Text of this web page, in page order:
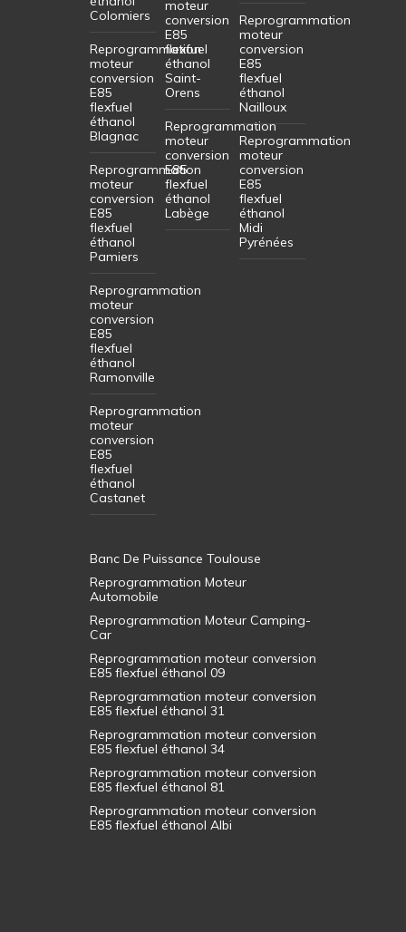
Colomiers
Reprogrammation
moteur
conversion
E85
flexfuel
éthanol
Blagnac
Reprogrammation
moteur
conversion
E85
flexfuel
éthanol
Pamiers
Reprogrammation
moteur
conversion
E85
flexfuel
éthanol
Ramonville
Reprogrammation
moteur
conversion
E85
flexfuel
éthanol
Castanet
moteur
conversion
E85
flexfuel
éthanol
Saint-
Orens
Reprogrammation
moteur
conversion
E85
flexfuel
éthanol
Labège
Reprogrammation
moteur
conversion
E85
flexfuel
éthanol
Nailloux
Reprogrammation
moteur
conversion
E85
flexfuel
éthanol
Midi
Pyrénées
Banc De Puissance Toulouse
Reprogrammation Moteur
Automobile
Reprogrammation Moteur Camping-
Car
Reprogrammation moteur conversion
E85 flexfuel éthanol 09
Reprogrammation moteur conversion
E85 flexfuel éthanol 31
Reprogrammation moteur conversion
E85 flexfuel éthanol 34
Reprogrammation moteur conversion
E85 flexfuel éthanol 81
Reprogrammation moteur conversion
E85 flexfuel éthanol Albi